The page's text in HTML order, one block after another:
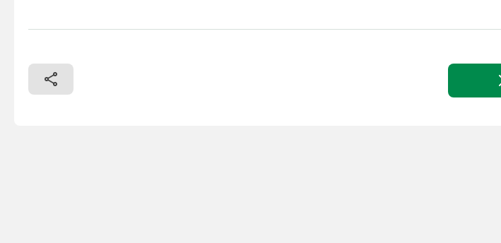
== Overige details (NL) == prijs: Prijs op aanvraag merk: AS Motor Quantity: 1 Unit: Stuk